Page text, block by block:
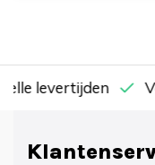
levertijden